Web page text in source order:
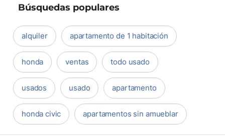
Búsquedas populares
alquiler apartamento de 1 habitación
honda ventas todo usado
usados usado apartamento
honda civic apartamentos sin amueblar